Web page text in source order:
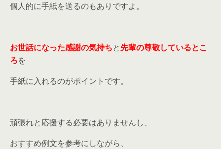
個人的に手紙を送るのもありですよ。
お世話になった感謝の気持ちと先輩の尊敬しているとこ
ろを
手紙に入れるのがポイントです。
頑張れと応援する必要はありませんし、
おすすめ例文を参考にしながら、